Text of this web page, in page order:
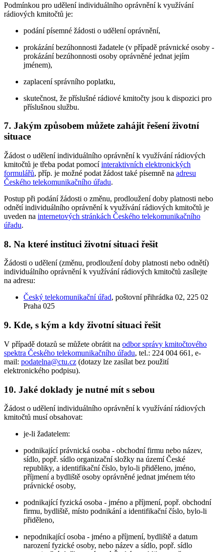
Podmínkou pro udělení individuálního oprávnění k využívání
rádiových kmitočtů je:
podání písemné žádosti o udělení oprávnění,
prokázání bezúhonnosti žadatele (v případě právnické osoby -
prokázání bezúhonnosti osoby oprávněné jednat jejím
jménem),
zaplacení správního poplatku,
skutečnost, že příslušné rádiové kmitočty jsou k dispozici pro
příslušnou službu.
7. Jakým způsobem můžete zahájit řešení životní
situace
Žádost o udělení individuálního oprávnění k využívání rádiových
kmitočtů je třeba podat pomocíinteraktivních elektronických
formulářů, příp. je možné podat žádost také písemně na adresu
Českého telekomunikačního úřadu.
Postup při podání žádosti o změnu, prodloužení doby platnosti nebo
odnětí individuálního oprávnění k využívání rádiových kmitočtů je
uveden na internetových stránkách Českého telekomunikačního
úřadu.
8. Na které instituci životní situaci řešit
Žádosti o udělení (změnu, prodloužení doby platnosti nebo odnětí)
individuálního oprávnění k využívání rádiových kmitočtů zasílejte
na adresu:
Český telekomunikační úřad, poštovní přihrádka 02, 225 02
Praha 025
9. Kde, s kým a kdy životní situaci řešit
V případě dotazů se můžete obrátit na odbor správy kmitočtového
spektra Českého telekomunikačního úřadu, tel.: 224 004 661, e-
mail: podatelna@ctu.cz (dotazy lze zasílat bez použití
elektronického podpisu).
10. Jaké doklady je nutné mít s sebou
Žádost o udělení individuálního oprávnění k využívání rádiových
kmitočtů musí obsahovat:
je-li žadatelem:
podnikající právnická osoba - obchodní firmu nebo název,
sídlo, popř. sídlo organizační složky na území České
republiky, a identifikační číslo, bylo-li přiděleno, jméno,
příjmení a bydliště osoby oprávněné jednat jménem této
právnické osoby,
podnikající fyzická osoba - jméno a příjmení, popř. obchodní
firmu, bydliště, místo podnikání a identifikační číslo, bylo-li
přiděleno,
nepodnikající osoba - jméno a příjmení, bydliště a datum
narození fyzické osoby, nebo název a sídlo, popř. sídlo